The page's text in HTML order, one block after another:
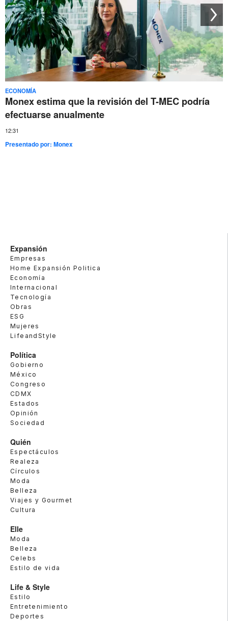
ECONOMÍA
Monex estima que la revisión del T-MEC podría
efectuarse anualmente
12:31
Presentado por:Monex
Expansión
Empresas
Home Expansión Politica
Economía
Internacional
Tecnología
Obras
ESG
Mujeres
LifeandStyle
Política
Gobierno
México
Congreso
CDMX
Estados
Opinión
Sociedad
Quién
Espectáculos
Realeza
Círculos
Moda
Belleza
Viajes y Gourmet
Cultura
Elle
Moda
Belleza
Celebs
Estilo de vida
Life & Style
Estilo
Entretenimiento
Deportes